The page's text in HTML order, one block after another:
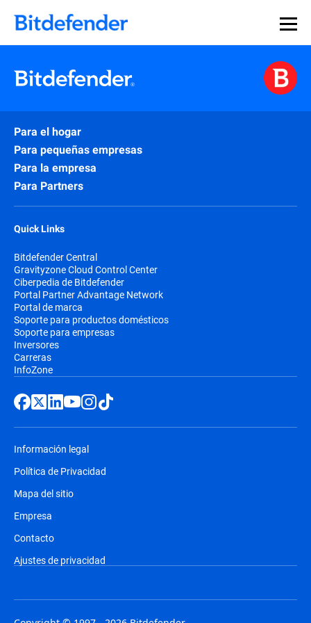
Para el hogar
Para pequeñas empresas
Para la empresa
Para Partners
Quick Links
Bitdefender Central
Gravityzone Cloud Control Center
Ciberpedia de Bitdefender
Portal Partner Advantage Network
Portal de marca
Soporte para productos domésticos
Soporte para empresas
Inversores
Carreras
InfoZone
Información legal
Política de Privacidad
Mapa del sitio
Empresa
Contacto
Ajustes de privacidad